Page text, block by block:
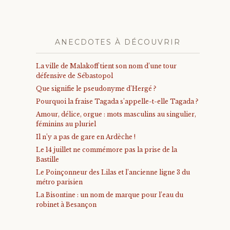
ANECDOTES À DÉCOUVRIR
La ville de Malakoff tient son nom d’une tour
défensive de Sébastopol
Que signifie le pseudonyme d’Hergé ?
Pourquoi la fraise Tagada s’appelle-t-elle Tagada ?
Amour, délice, orgue : mots masculins au singulier,
féminins au pluriel
Il n’y a pas de gare en Ardèche !
Le 14 juillet ne commémore pas la prise de la
Bastille
Le Poinçonneur des Lilas et l’ancienne ligne 3 du
métro parisien
La Bisontine : un nom de marque pour l’eau du
robinet à Besançon